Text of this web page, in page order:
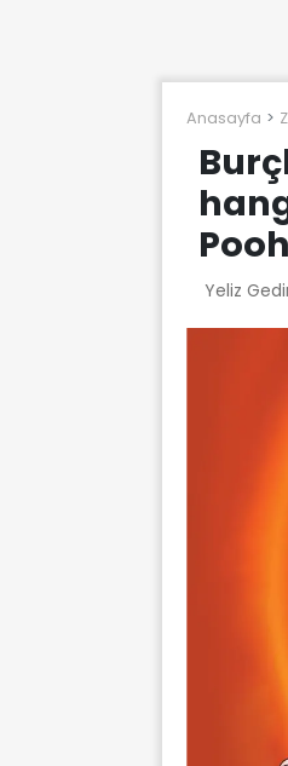
Anasayfa
Yeliz